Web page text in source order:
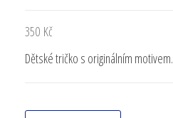
350 Kč
Dětské tričko s originálním motivem.